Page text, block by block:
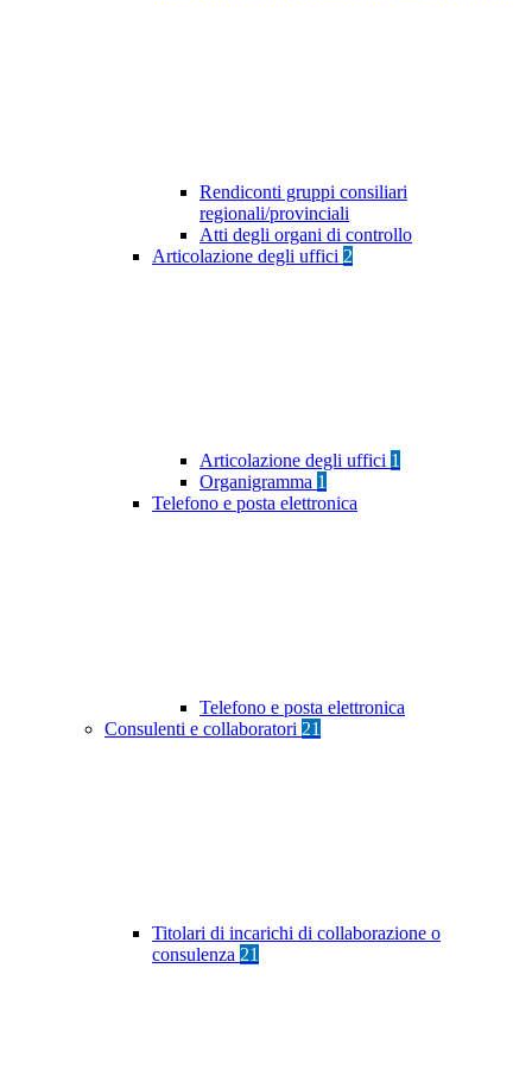
Rendiconti gruppi consiliari
regionali/provinciali
Atti degli organi di controllo
Articolazione degli uffici 2
Articolazione degli uffici 1
Organigramma 1
Telefono e posta elettronica
Telefono e posta elettronica
Consulenti e collaboratori 21
Titolari di incarichi di collaborazione o
consulenza 21